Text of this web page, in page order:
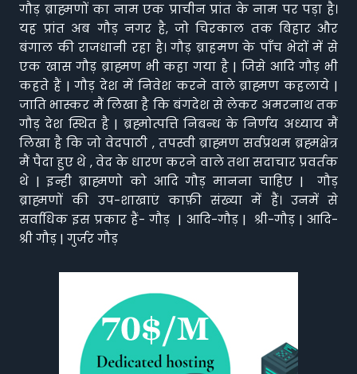
गौड़ ब्राह्मणों का नाम एक प्राचीन प्रांत के नाम पर पड़ा है।
यह प्रांत अब गौड़ नगर है, जो चिरकाल तक बिहार और
बंगाल की राजधानी रहा है। गौड़ ब्राहमण के पाँच भेदों में से
एक खास गौड़ ब्राह्मण भी कहा गया है | जिसे आदि गौड़ भी
कहते हैं | गौड़ देश में निवेश करने वाले ब्राह्मण कहलाये |
जाति भास्कर मैं लिखा है कि बंगदेश से लेकर अमरनाथ तक
गौड़ देश स्थित है | ब्रह्मोत्पत्ति निबन्ध के निर्णय अध्याय मैं
लिखा है कि जो वेदपाठी , तपस्वी ब्राह्मण सर्वप्रथम ब्रह्मक्षेत्र
मैं पैदा हुए थे , वेद के धारण करने वाले तथा सदाचार प्रवर्तक
थे | इन्ही ब्राह्मणो को आदि गौड़ मानना चाहिए | गौड़
ब्राह्मणों की उप-शाखाएं काफ़ी संख्या में हैं। उनमें से
सर्वाधिक इस प्रकार हैं- गौड़ | आदि-गौड़ | श्री-गौड़ | आदि-
श्री गौड़ | गुर्जर गौड़